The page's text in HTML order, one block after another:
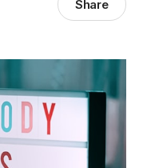
Share